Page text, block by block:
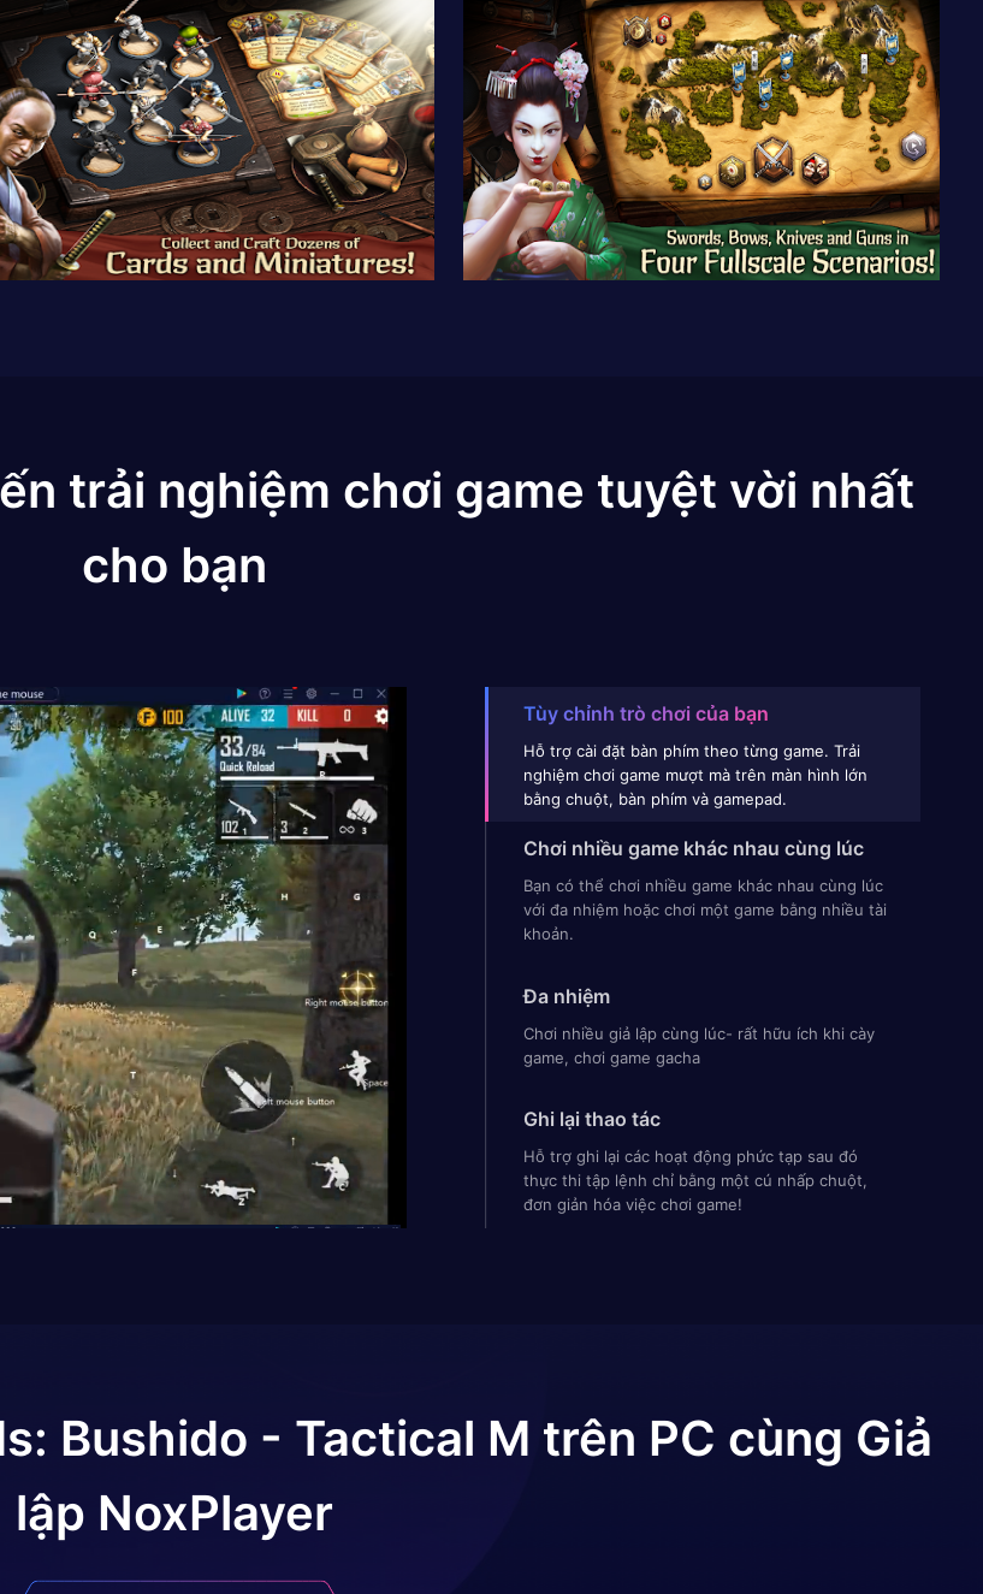
trải nghiệm chơi game tuyệt vời nhất
cho bạn
Tùy chỉnh trò chơi của bạn
Hỗ trợ cài đặt bàn phím theo từng game. Trải
nghiệm chơi game mượt mà trên màn hình lớn
bằng chuột, bàn phím và gamepad.
Chơi nhiều game khác nhau cùng lúc
Bạn có thể chơi nhiều game khác nhau cùng lúc
với đa nhiệm hoặc chơi một game bằng nhiều tài
khoản.
Đa nhiệm
Chơi nhiều giả lập cùng lúc- rất hữu ích khi cày
game, chơi game gacha
Ghi lại thao tác
Hỗ trợ ghi lại các hoạt động phức tạp sau đó
thực thi tập lệnh chỉ bằng một cú nhấp chuột,
đơn giản hóa việc chơi game!
Bushido - Tactical M trên PC cùng Giả
lập NoxPlayer